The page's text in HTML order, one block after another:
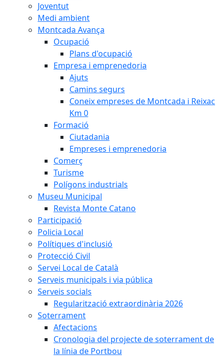
Joventut
Medi ambient
Montcada Avança
Ocupació
Plans d'ocupació
Empresa i emprenedoria
Ajuts
Camins segurs
Coneix empreses de Montcada i Reixac
Km 0
Formació
Ciutadania
Empreses i emprenedoria
Comerç
Turisme
Polígons industrials
Museu Municipal
Revista Monte Catano
Participació
Policia Local
Polítiques d'inclusió
Protecció Civil
Servei Local de Català
Serveis municipals i via pública
Serveis socials
Regularització extraordinària 2026
Soterrament
Afectacions
Cronologia del projecte de soterrament de
la línia de Portbou